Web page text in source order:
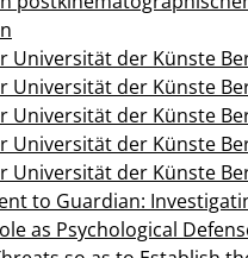
Universität der Künste
Universität der Künste
Universität der Künste
Universität der Künste
Universität der Künste
to Guardian:
as Psychological